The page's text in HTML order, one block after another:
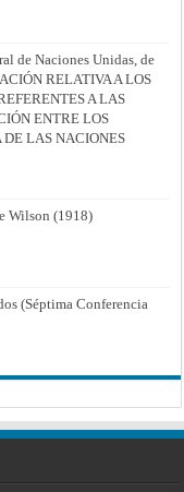
de Naciones Unidas, de
RELATIVA A LOS
A LAS
ENTRE LOS
LAS NACIONES
Wilson (1918)
(Séptima Conferencia